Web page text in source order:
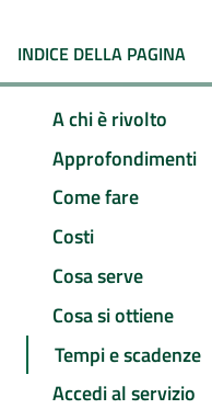
INDICE DELLA PAGINA
A chi è rivolto
Approfondimenti
Come fare
Costi
Cosa serve
Cosa si ottiene
Tempi e scadenze
Accedi al servizio